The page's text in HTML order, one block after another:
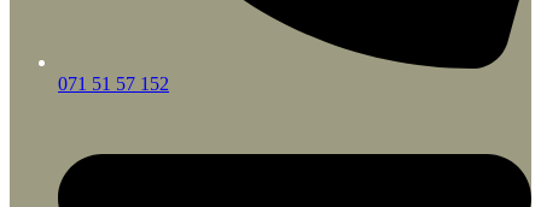
071 51 57 152